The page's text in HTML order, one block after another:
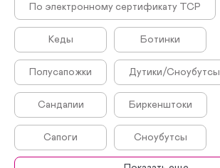
По электронному сертификату ТСР
Кеды Ботинки
Полусапожки Дутики/Сноубутсы
Сандалии Биркенштоки
Сапоги Сноубутсы